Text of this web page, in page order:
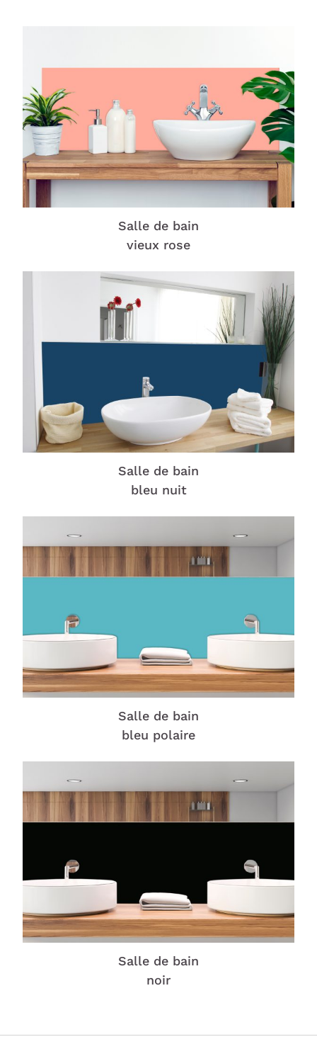
Salle de bain
vieux rose
Salle de bain
bleu nuit
Salle de bain
bleu polaire
Salle de bain
noir